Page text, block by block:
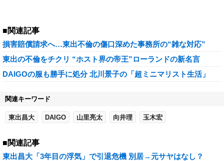
■関連記事
損害賠償請求へ…東出不倫の傷口深めた事務所の“雑な対応”
東出の不倫をチクリ “ホスト界の帝王”ローランドの新名言
DAIGOの服も勝手に処分 北川景子の「超ミニマリスト生活」
関連キーワード
東出昌大 DAIGO 山里亮太 向井理 玉木宏
■関連記事
東出昌大「3年目の浮気」で引退危機 別居→元サヤはなし？